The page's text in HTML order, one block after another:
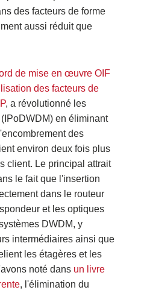
des facteurs de forme
aussi réduit que
de mise en œuvre OIF
des facteurs de
, a révolutionné les
en éliminant
des
environ deux fois plus
client. Le principal attrait
le fait que l'insertion
dans le routeur
et les optiques
DWDM, y
intermédiaires ainsi que
les étagères et les
noté dans un livre
, l'élimination du